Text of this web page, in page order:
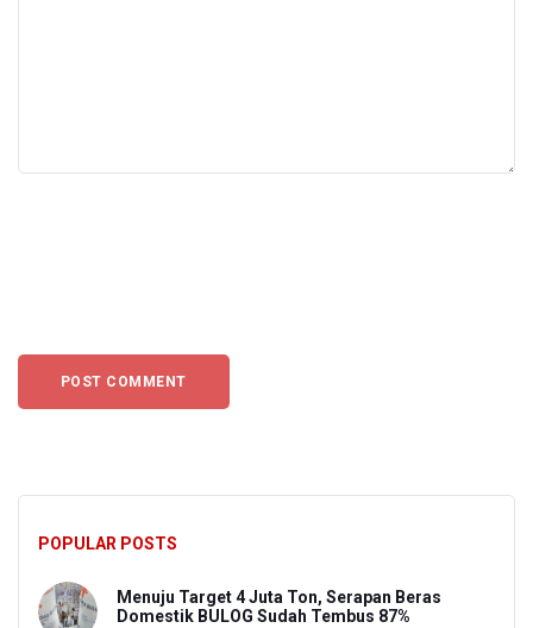
POPULAR POSTS
Menuju Target 4 Juta Ton, Serapan Beras
Domestik BULOG Sudah Tembus 87%